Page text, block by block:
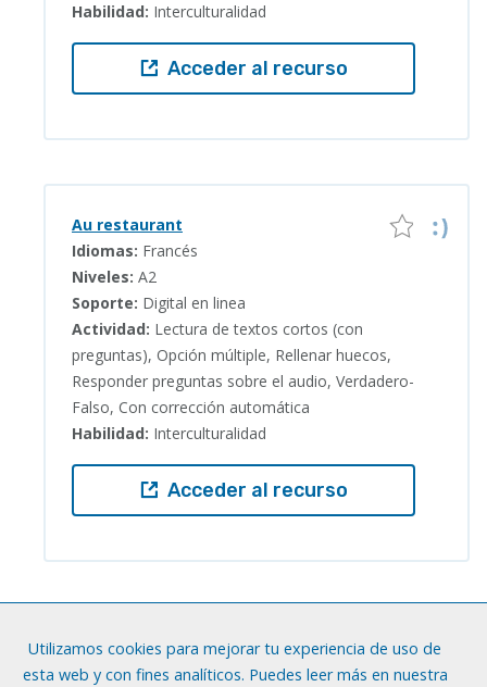
Habilidad: Interculturalidad
Acceder al recurso
Au restaurant
Idiomas: Francés
Niveles: A2
Soporte: Digital en linea
Actividad: Lectura de textos cortos (con
preguntas), Opción múltiple, Rellenar huecos,
Responder preguntas sobre el audio, Verdadero-
Falso, Con corrección automática
Habilidad: Interculturalidad
Acceder al recurso
La baguette au patrimoine mondial
de l’Unesco
Utilizamos cookies para mejorar tu experiencia de uso de
esta web y con fines analíticos. Puedes leer más en nuestra